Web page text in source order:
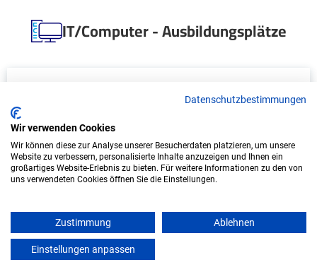
IT/Computer - Ausbildungsplätze
(B.Sc.) am virtuellen Campus - KIX Service
Software GmbH
KIX Service Software GmbH
Datenschutzbestimmungen
Wir verwenden Cookies
Wir können diese zur Analyse unserer Besucherdaten platzieren, um unsere
Website zu verbessern, personalisierte Inhalte anzuzeigen und Ihnen ein
großartiges Website-Erlebnis zu bieten. Für weitere Informationen zu den von
uns verwendeten Cookies öffnen Sie die Einstellungen.
Zustimmung Ablehnen
Einstellungen anpassen